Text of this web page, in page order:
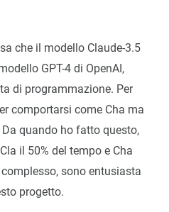
che il modello Claude-3.5
GPT-4 di OpenAI,
di programmazione. Per
comportarsi come Cha ma
quando ho fatto questo,
il 50% del tempo e Cha
complesso, sono entusiasta
progetto.